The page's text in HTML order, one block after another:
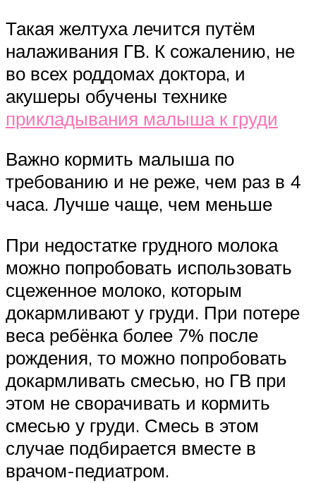
Такая желтуха лечится путём
налаживания ГВ. К сожалению, не
во всех роддомах доктора, и
акушеры обучены технике
прикладывания малыша к груди
Важно кормить малыша по
требованию и не реже, чем раз в 4
часа. Лучше чаще, чем меньше
При недостатке грудного молока
можно попробовать использовать
сцеженное молоко, которым
докармливают у груди. При потере
веса ребёнка более 7% после
рождения, то можно попробовать
докармливать смесью, но ГВ при
этом не сворачивать и кормить
смесью у груди. Смесь в этом
случае подбирается вместе в
врачом-педиатром.